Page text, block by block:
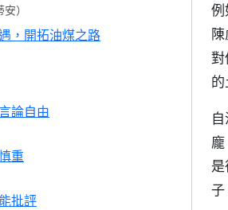
）
，開拓油煤之路
論自由
重
批評
例
的
子